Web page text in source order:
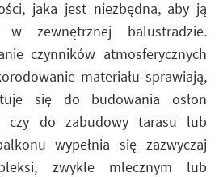
jaka jest niezbędna, aby ją
zewnętrznej balustradzie.
czynników atmosferycznych
materiału sprawiają,
się do budowania osłon
czy do zabudowy tarasu lub
wypełnia się zazwyczaj
pleksi, zwykle mlecznym lub